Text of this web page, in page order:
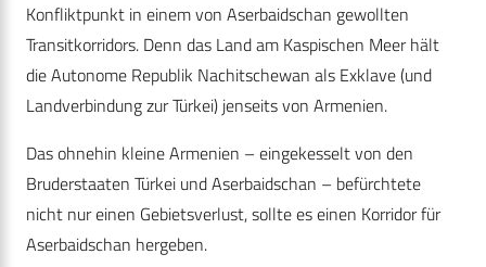
Konfliktpunkt in einem von Aserbaidschan gewollten
Transitkorridors. Denn das Land am Kaspischen Meer hält
die Autonome Republik Nachitschewan als Exklave (und
Landverbindung zur Türkei) jenseits von Armenien.
Das ohnehin kleine Armenien – eingekesselt von den
Bruderstaaten Türkei und Aserbaidschan – befürchtete
nicht nur einen Gebietsverlust, sollte es einen Korridor für
Aserbaidschan hergeben.